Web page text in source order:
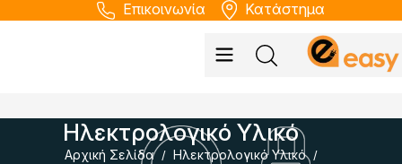
Επικοινωνία Κατάστημα
Αρχική Σελίδα / Ηλεκτρολογικό Υλικό /
Ηλεκτρολογικό Υλικό